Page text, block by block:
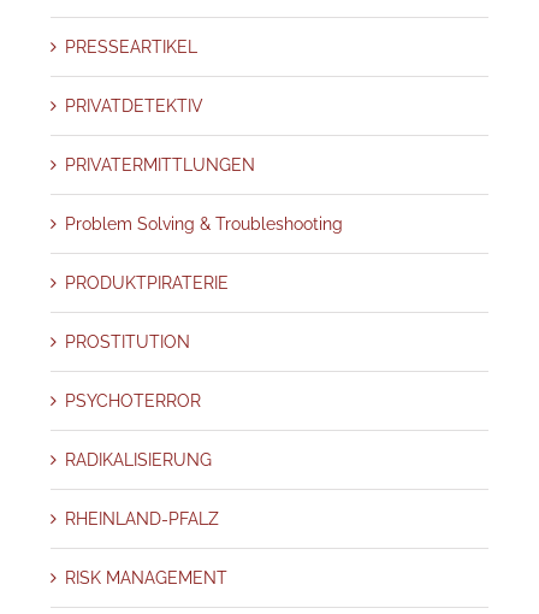
PRESSEARTIKEL
PRIVATDETEKTIV
PRIVATERMITTLUNGEN
Problem Solving & Troubleshooting
PRODUKTPIRATERIE
PROSTITUTION
PSYCHOTERROR
RADIKALISIERUNG
RHEINLAND-PFALZ
RISK MANAGEMENT